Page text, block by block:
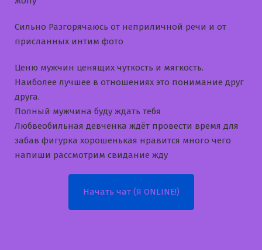
Сильно Разгорячаюсь от неприличной речи и от
присланных интим фото
Ценю мужчин ценящих чуткость и мягкость.
Наиболее лучшее в отношениях это понимание друг
друга.
Полный мужчина буду ждать тебя
Любвеобильная девченка ждёт провести время для
забав фигурка хорошенькая нравится много чего
напиши рассмотрим свидание жду
Начать чат (Я ONLINE!)